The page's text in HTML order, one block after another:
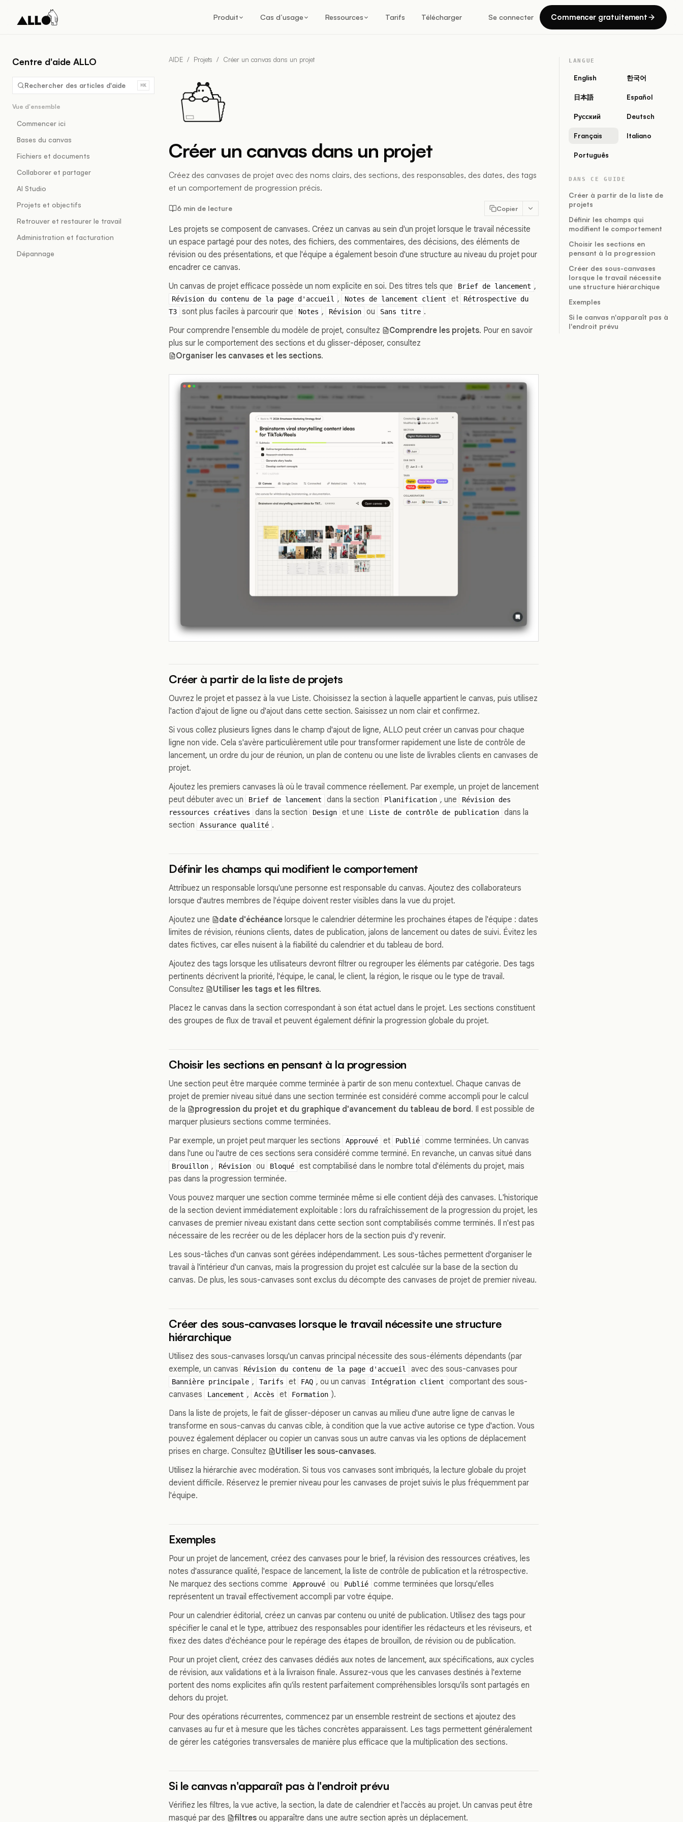
Produit Cas d’usage Ressources Tarifs Télécharger Se connecter Commencer gratuitement
Centre d'aide ALLO
Rechercher des articles d'aide ⌘K
Vue d'ensemble
Commencer ici
Bases du canvas
Fichiers et documents
Collaborer et partager
AI Studio
Projets et objectifs
Retrouver et restaurer le travail
Administration et facturation
Dépannage
AIDE / Projets / Créer un canvas dans un projet
Créer un canvas dans un projet
Créez des canvases de projet avec des noms clairs, des sections, des responsables, des dates, des tags
et un comportement de progression précis.
6 min de lecture Copier
Les projets se composent de canvases. Créez un canvas au sein d'un projet lorsque le travail nécessite
un espace partagé pour des notes, des fichiers, des commentaires, des décisions, des éléments de
révision ou des présentations, et que l'équipe a également besoin d'une structure au niveau du projet pour
encadrer ce canvas.
Un canvas de projet efficace possède un nom explicite en soi. Des titres tels que
Brief de lancement ,
Révision du contenu de la page d'accueil , Notes de lancement client et
Rétrospective du
T3
sont plus faciles à parcourir que Notes , Révision ou Sans titre .
Pour comprendre l'ensemble du modèle de projet, consultez
Comprendre les projets. Pour en savoir
plus sur le comportement des sections et du glisser-déposer, consultez
Organiser les canvases et les sections.
Créer à partir de la liste de projets
Ouvrez le projet et passez à la vue Liste. Choisissez la section à laquelle appartient le canvas, puis utilisez
l'action d'ajout de ligne ou d'ajout dans cette section. Saisissez un nom clair et confirmez.
Si vous collez plusieurs lignes dans le champ d'ajout de ligne, ALLO peut créer un canvas pour chaque
ligne non vide. Cela s'avère particulièrement utile pour transformer rapidement une liste de contrôle de
lancement, un ordre du jour de réunion, un plan de contenu ou une liste de livrables clients en canvases de
projet.
Ajoutez les premiers canvases là où le travail commence réellement. Par exemple, un projet de lancement
peut débuter avec un
Brief de lancement dans la section Planification , une
Révision des
ressources créatives
dans la section Design et une Liste de contrôle de publication
dans la
section
Assurance qualité .
Définir les champs qui modifient le comportement
Attribuez un responsable lorsqu'une personne est responsable du canvas. Ajoutez des collaborateurs
lorsque d'autres membres de l'équipe doivent rester visibles dans la vue du projet.
Ajoutez une
date d'échéance lorsque le calendrier détermine les prochaines étapes de l'équipe : dates
limites de révision, réunions clients, dates de publication, jalons de lancement ou dates de suivi. Évitez les
dates fictives, car elles nuisent à la fiabilité du calendrier et du tableau de bord.
Ajoutez des tags lorsque les utilisateurs devront filtrer ou regrouper les éléments par catégorie. Des tags
pertinents décrivent la priorité, l'équipe, le canal, le client, la région, le risque ou le type de travail.
Consultez
Utiliser les tags et les filtres.
Placez le canvas dans la section correspondant à son état actuel dans le projet. Les sections constituent
des groupes de flux de travail et peuvent également définir la progression globale du projet.
Choisir les sections en pensant à la progression
Une section peut être marquée comme terminée à partir de son menu contextuel. Chaque canvas de
projet de premier niveau situé dans une section terminée est considéré comme accompli pour le calcul
de la
progression du projet et du graphique d'avancement du tableau de bord. Il est possible de
marquer plusieurs sections comme terminées.
Par exemple, un projet peut marquer les sections
Approuvé et Publié
comme terminées. Un canvas
dans l'une ou l'autre de ces sections sera considéré comme terminé. En revanche, un canvas situé dans
Brouillon , Révision ou Bloqué
est comptabilisé dans le nombre total d'éléments du projet, mais
pas dans la progression terminée.
Vous pouvez marquer une section comme terminée même si elle contient déjà des canvases. L'historique
de la section devient immédiatement exploitable : lors du rafraîchissement de la progression du projet, les
canvases de premier niveau existant dans cette section sont comptabilisés comme terminés. Il n'est pas
nécessaire de les recréer ou de les déplacer hors de la section puis d'y revenir.
Les sous-tâches d'un canvas sont gérées indépendamment. Les sous-tâches permettent d'organiser le
travail à l'intérieur d'un canvas, mais la progression du projet est calculée sur la base de la section du
canvas. De plus, les sous-canvases sont exclus du décompte des canvases de projet de premier niveau.
Créer des sous-canvases lorsque le travail nécessite une structure
hiérarchique
Utilisez des sous-canvases lorsqu'un canvas principal nécessite des sous-éléments dépendants (par
exemple, un canvas
Révision du contenu de la page d'accueil avec des sous-canvases pour
Bannière principale , Tarifs et FAQ , ou un canvas Intégration client
comportant des sous-
canvases
Lancement , Accès et Formation ).
Dans la liste de projets, le fait de glisser-déposer un canvas au milieu d'une autre ligne de canvas le
transforme en sous-canvas du canvas cible, à condition que la vue active autorise ce type d'action. Vous
pouvez également déplacer ou copier un canvas sous un autre canvas via les options de déplacement
prises en charge. Consultez
Utiliser les sous-canvases.
Utilisez la hiérarchie avec modération. Si tous vos canvases sont imbriqués, la lecture globale du projet
devient difficile. Réservez le premier niveau pour les canvases de projet suivis le plus fréquemment par
l'équipe.
Exemples
Pour un projet de lancement, créez des canvases pour le brief, la révision des ressources créatives, les
notes d'assurance qualité, l'espace de lancement, la liste de contrôle de publication et la rétrospective.
Ne marquez des sections comme
Approuvé ou Publié
comme terminées que lorsqu'elles
représentent un travail effectivement accompli par votre équipe.
Pour un calendrier éditorial, créez un canvas par contenu ou unité de publication. Utilisez des tags pour
spécifier le canal et le type, attribuez des responsables pour identifier les rédacteurs et les réviseurs, et
fixez des dates d'échéance pour le repérage des étapes de brouillon, de révision ou de publication.
Pour un projet client, créez des canvases dédiés aux notes de lancement, aux spécifications, aux cycles
de révision, aux validations et à la livraison finale. Assurez-vous que les canvases destinés à l'externe
portent des noms explicites afin qu'ils restent parfaitement compréhensibles lorsqu'ils sont partagés en
dehors du projet.
Pour des opérations récurrentes, commencez par un ensemble restreint de sections et ajoutez des
canvases au fur et à mesure que les tâches concrètes apparaissent. Les tags permettent généralement
de gérer les catégories transversales de manière plus efficace que la multiplication des sections.
Si le canvas n'apparaît pas à l'endroit prévu
Vérifiez les filtres, la vue active, la section, la date de calendrier et l'accès au projet. Un canvas peut être
masqué par des
filtres ou apparaître dans une autre section après un déplacement.
LANGUE
English 한국어
日本語 Español
Русский Deutsch
Français Italiano
Português
DANS CE GUIDE
Créer à partir de la liste de
projets
Définir les champs qui
modifient le comportement
Choisir les sections en
pensant à la progression
Créer des sous-canvases
lorsque le travail nécessite
une structure hiérarchique
Exemples
Si le canvas n'apparaît pas à
l'endroit prévu